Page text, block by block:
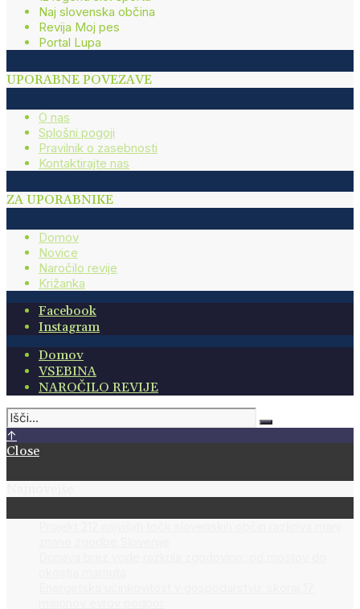
Naj slovenska občina
Revija Moj pes
Portal Lupa
UPORABNE POVEZAVE
O nas
Splošni pogoji
Pravilnik o zasebnosti
Kontaktirajte nas
ZA UPORABNIKE
Domov
Novice
Naročilo revije
Križanka
Facebook
Instagram
Domov
VSEBINA
NAROČILO REVIJE
↑
Close